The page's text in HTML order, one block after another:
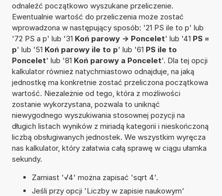
odnaleźć początkowo wyszukane przeliczenie.
Ewentualnie wartość do przeliczenia może zostać
wprowadzona w następujący sposób: '21 PS ile to p' lub
'72 PS a p' lub '31 Koń parowy -> Poncelet' lub '41 PS =
p' lub '51 Koń parowy ile to p' lub '61 PS ile to
Poncelet' lub '81 Koń parowy a Poncelet'. Dla tej opcji
kalkulator również natychmiastowo odnajduje, na jaką
jednostkę ma konkretnie zostać przeliczona początkowa
wartość. Niezależnie od tego, która z możliwości
zostanie wykorzystana, pozwala to uniknąć
niewygodnego wyszukiwania stosownej pozycji na
długich listach wyników z miriadą kategorii i nieskończoną
liczbą obsługiwanych jednostek. We wszystkim wyręcza
nas kalkulator, który załatwia całą sprawę w ciągu ułamka
sekundy.
Zamiast '√4' można zapisać 'sqrt 4'.
Jeśli przy opcji 'Liczby w zapisie naukowym'